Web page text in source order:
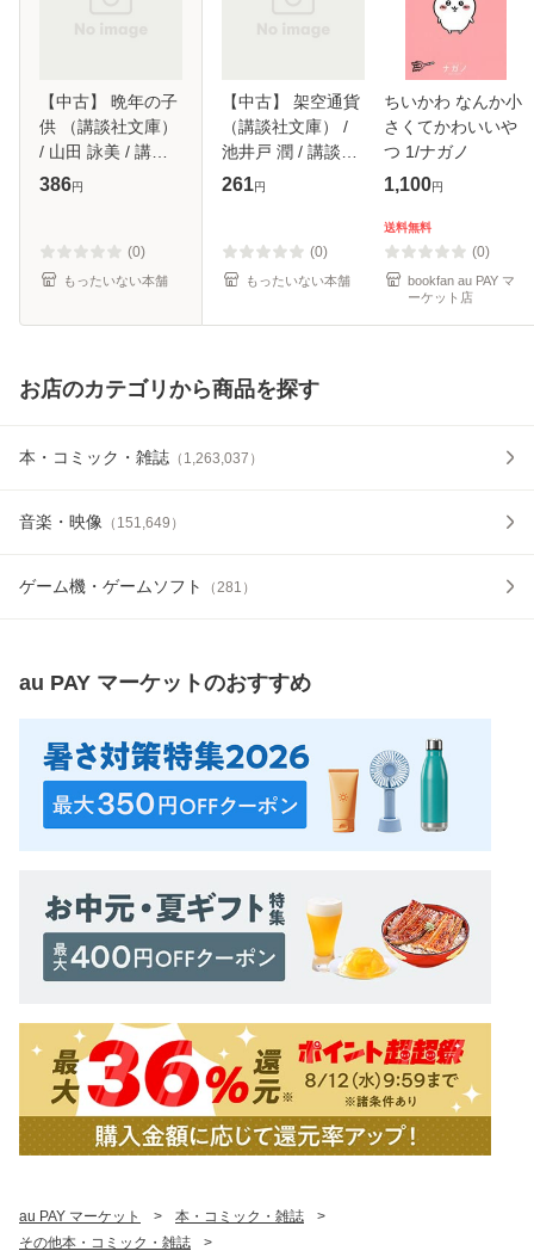
【中古】 晩年の子
供 （講談社文庫）
/ 山田 詠美 / 講談
社 [文庫]【メール
386円
(0)
もったいない本舗
【中古】 架空通貨
（講談社文庫） /
池井戸 潤 / 講談社
[文庫]【メール便送
261円
(0)
もったいない本舗
ちいかわ なんか小
さくてかわいいや
つ 1/ナガノ
1,100円
送料無料
(0)
bookfan au PAY マ
ーケット店
お店のカテゴリから商品を探す
本・コミック・雑誌 （ 1,263,037 ）
音楽・映像 （ 151,649 ）
ゲーム機・ゲームソフト （281 ）
au PAY マーケットのおすすめ
au PAY マーケット > 本・コミック・雑誌
>
その他本・コミック・雑誌
>